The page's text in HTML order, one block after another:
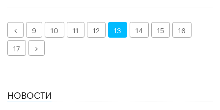
Назад
9 10 11 12 13 14 15
16
17
Далее
НОВОСТИ